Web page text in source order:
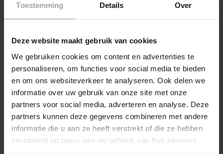
Toestemming Details Over
Deze website maakt gebruik van cookies
We gebruiken cookies om content en advertenties te
personaliseren, om functies voor social media te bieden
en om ons websiteverkeer te analyseren. Ook delen we
informatie over uw gebruik van onze site met onze
partners voor social media, adverteren en analyse. Deze
partners kunnen deze gegevens combineren met andere
informatie die u aan ze heeft verstrekt of die ze hebben
verzameld op basis van uw gebruik van hun services.
en gezin.
Minder ziekenhuisopnames, terwijl de zorg en
Nauwe samenwerking tussen ziekenhuis en
thuiszorg voor een veilig en soepel verloop.
ZorgNabij
Met dit thuistraject willenGelre ziekenhuizen,Vérian